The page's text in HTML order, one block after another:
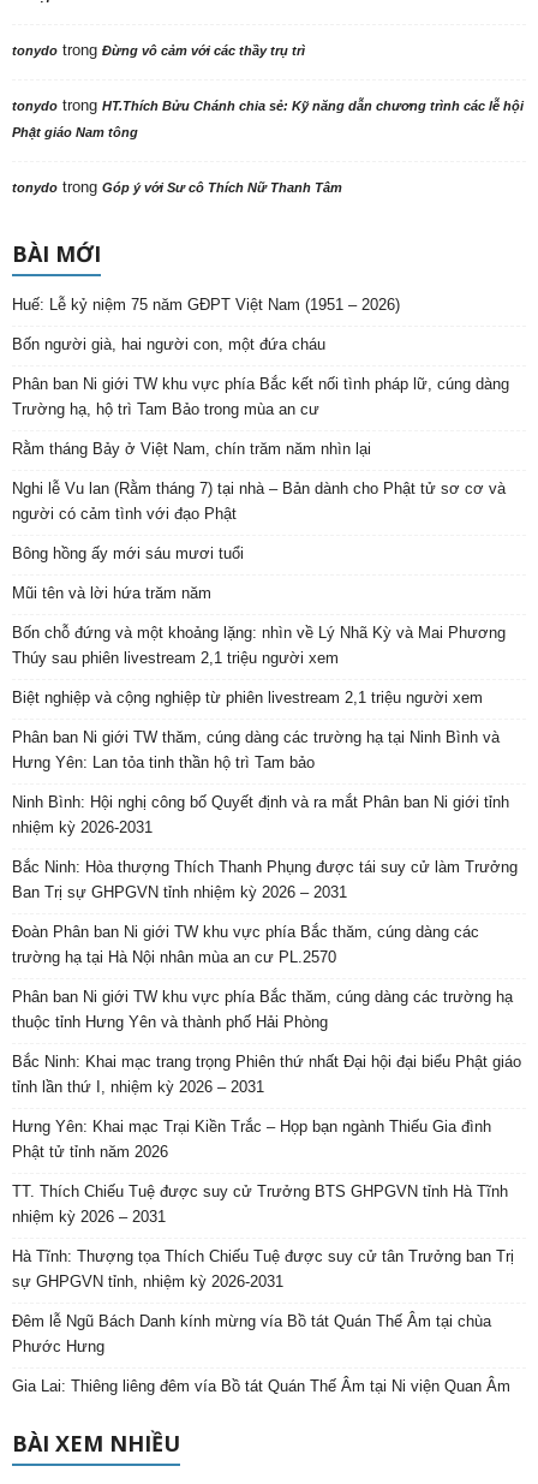
tonydo trong Đừng vô cảm với các thầy trụ trì
tonydo trong HT.Thích Bửu Chánh chia sẻ: Kỹ năng dẫn chương trình các lễ hội
Phật giáo Nam tông
tonydo trong Góp ý với Sư cô Thích Nữ Thanh Tâm
BÀI MỚI
Huế: Lễ kỷ niệm 75 năm GĐPT Việt Nam (1951 – 2026)
Bốn người già, hai người con, một đứa cháu
Phân ban Ni giới TW khu vực phía Bắc kết nối tình pháp lữ, cúng dàng
Trường hạ, hộ trì Tam Bảo trong mùa an cư
Rằm tháng Bảy ở Việt Nam, chín trăm năm nhìn lại
Nghi lễ Vu lan (Rằm tháng 7) tại nhà – Bản dành cho Phật tử sơ cơ và
người có cảm tình với đạo Phật
Bông hồng ấy mới sáu mươi tuổi
Mũi tên và lời hứa trăm năm
Bốn chỗ đứng và một khoảng lặng: nhìn về Lý Nhã Kỳ và Mai Phương
Thúy sau phiên livestream 2,1 triệu người xem
Biệt nghiệp và cộng nghiệp từ phiên livestream 2,1 triệu người xem
Phân ban Ni giới TW thăm, cúng dàng các trường hạ tại Ninh Bình và
Hưng Yên: Lan tỏa tinh thần hộ trì Tam bảo
Ninh Bình: Hội nghị công bố Quyết định và ra mắt Phân ban Ni giới tỉnh
nhiệm kỳ 2026-2031
Bắc Ninh: Hòa thượng Thích Thanh Phụng được tái suy cử làm Trưởng
Ban Trị sự GHPGVN tỉnh nhiệm kỳ 2026 – 2031
Đoàn Phân ban Ni giới TW khu vực phía Bắc thăm, cúng dàng các
trường hạ tại Hà Nội nhân mùa an cư PL.2570
Phân ban Ni giới TW khu vực phía Bắc thăm, cúng dàng các trường hạ
thuộc tỉnh Hưng Yên và thành phố Hải Phòng
Bắc Ninh: Khai mạc trang trọng Phiên thứ nhất Đại hội đại biểu Phật giáo
tỉnh lần thứ I, nhiệm kỳ 2026 – 2031
Hưng Yên: Khai mạc Trại Kiền Trắc – Họp bạn ngành Thiếu Gia đình
Phật tử tỉnh năm 2026
TT. Thích Chiếu Tuệ được suy cử Trưởng BTS GHPGVN tỉnh Hà Tĩnh
nhiệm kỳ 2026 – 2031
Hà Tĩnh: Thượng tọa Thích Chiếu Tuệ được suy cử tân Trưởng ban Trị
sự GHPGVN tỉnh, nhiệm kỳ 2026-2031
Đêm lễ Ngũ Bách Danh kính mừng vía Bồ tát Quán Thế Âm tại chùa
Phước Hưng
Gia Lai: Thiêng liêng đêm vía Bồ tát Quán Thế Âm tại Ni viện Quan Âm
BÀI XEM NHIỀU